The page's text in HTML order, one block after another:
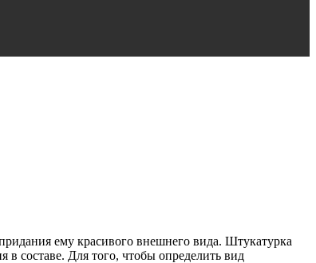
ему красивого внешнего вида. Штукатурка
составе. Для того, чтобы определить вид